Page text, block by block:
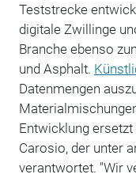
Teststrecke
digitale Zwillinge
Branche ebenso
und Asphalt.
Datenmengen
Entwicklung
Carosio, der unter
verantwortet. "Wir